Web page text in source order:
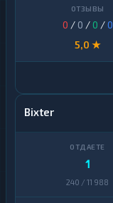
0 / 0 /0 /0
5,0 ★
Bixter
1
240 / 11 988